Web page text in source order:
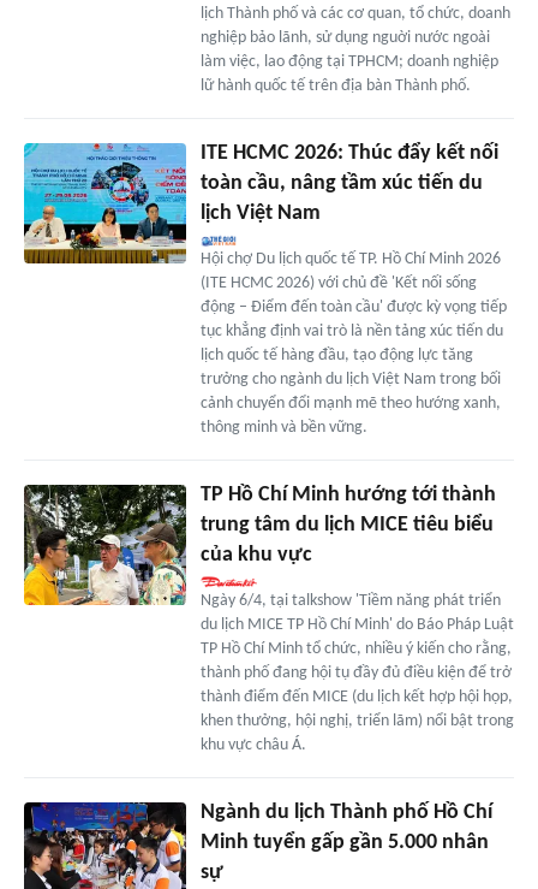
lịch Thành phố và các cơ quan, tổ chức, doanh
nghiệp bảo lãnh, sử dụng nguời nước ngoài
làm việc, lao động tại TPHCM; doanh nghiệp
lữ hành quốc tế trên địa bàn Thành phố.
ITE HCMC 2026: Thúc đẩy kết nối
toàn cầu, nâng tầm xúc tiến du
lịch Việt Nam
Hội chợ Du lịch quốc tế TP. Hồ Chí Minh 2026
(ITE HCMC 2026) với chủ đề 'Kết nối sống
động – Điểm đến toàn cầu' được kỳ vọng tiếp
tục khẳng định vai trò là nền tảng xúc tiến du
lịch quốc tế hàng đầu, tạo động lực tăng
trưởng cho ngành du lịch Việt Nam trong bối
cảnh chuyển đổi mạnh mẽ theo hướng xanh,
thông minh và bền vững.
TP Hồ Chí Minh hướng tới thành
trung tâm du lịch MICE tiêu biểu
của khu vực
Ngày 6/4, tại talkshow 'Tiềm năng phát triển
du lịch MICE TP Hồ Chí Minh' do Báo Pháp Luật
TP Hồ Chí Minh tổ chức, nhiều ý kiến cho rằng,
thành phố đang hội tụ đầy đủ điều kiện để trở
thành điểm đến MICE (du lịch kết hợp hội họp,
khen thưởng, hội nghị, triển lãm) nổi bật trong
khu vực châu Á.
Ngành du lịch Thành phố Hồ Chí
Minh tuyển gấp gần 5.000 nhân
sự